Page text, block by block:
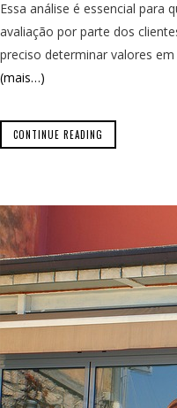
Essa análise é essencial
avaliação por parte dos
preciso determinar valores
(mais…)
CONTINUE READING